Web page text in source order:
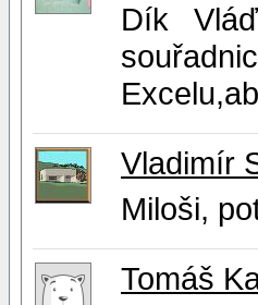
Dík
Vladimír
Miloši,
Tomáš